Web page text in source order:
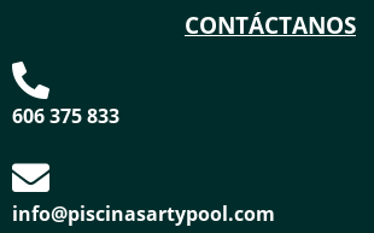
CONTÁCTANOS
606 375 833
info@piscinasartypool.com